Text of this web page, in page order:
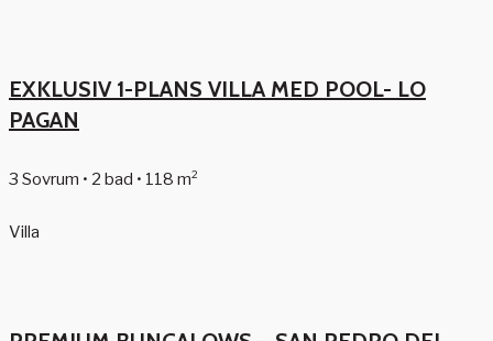
EXKLUSIV 1-PLANS VILLA MED POOL- LO
PAGAN
3 Sovrum • 2 bad • 118 m²
Villa